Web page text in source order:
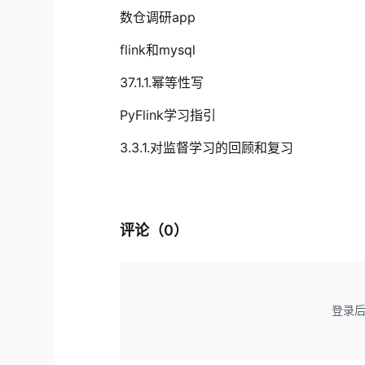
数仓调研app
flink和mysql
37.1.1.幂等性写
PyFlink学习指引
3.3.1.对监督学习的回顾和复习
评论（0）
登录